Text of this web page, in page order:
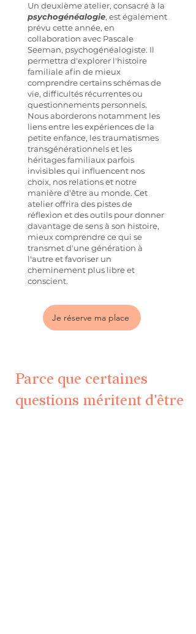
Un deuxième atelier, consacré à la
psychogénéalogie, est également
prévu cette année, en
collaboration avec Pascale
Seeman, psychogénéalogiste. Il
permettra d'explorer l'histoire
familiale afin de mieux
comprendre certains schémas de
vie, difficultés récurrentes ou
questionnements personnels.
Nous aborderons notamment les
liens entre les expériences de la
petite enfance, les traumatismes
transgénérationnels et les
héritages familiaux parfois
invisibles qui influencent nos
choix, nos relations et notre
manière d'être au monde. Cet
atelier offrira des pistes de
réflexion et des outils pour donner
davantage de sens à son histoire,
mieux comprendre ce qui se
transmet d'une génération à
l'autre et favoriser un
cheminement plus libre et
conscient.
Je réserve ma place
Parce que certaines
questions méritent d'être